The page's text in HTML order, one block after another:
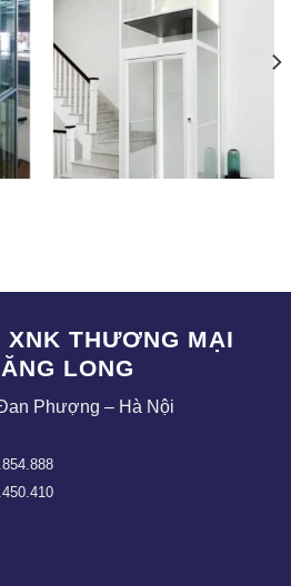
XNK THƯƠNG MẠI
LONG
Phượng – Hà Nội